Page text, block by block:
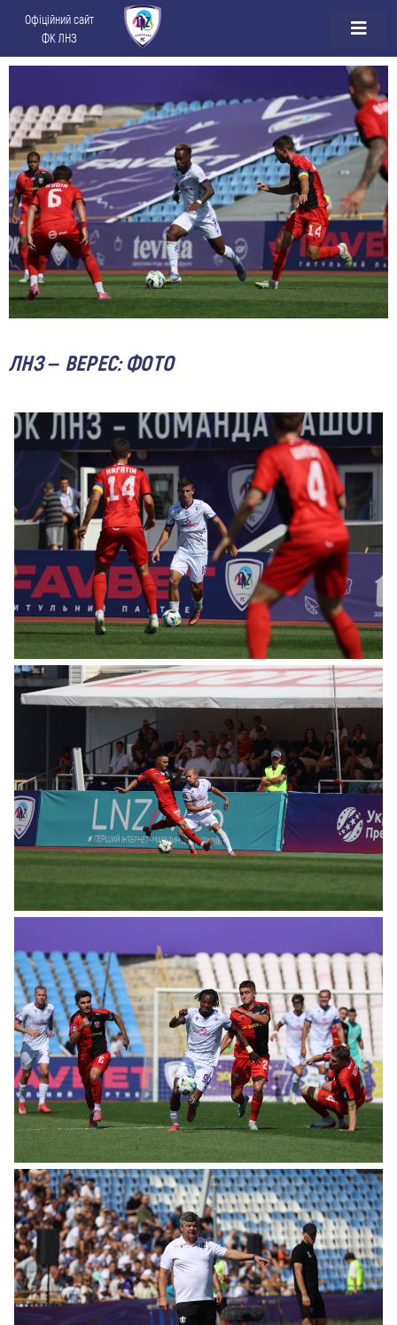
Офіційний сайт
ФК ЛНЗ
ЛНЗ – ВЕРЕС: ФОТО